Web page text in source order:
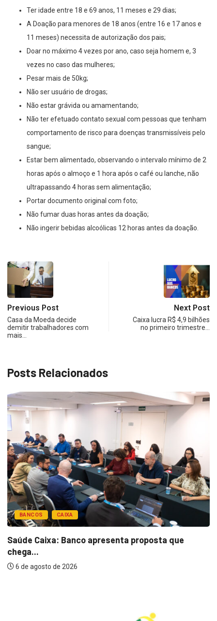
Ter idade entre 18 e 69 anos, 11 meses e 29 dias;
A Doação para menores de 18 anos (entre 16 e 17 anos e
11 meses) necessita de autorização dos pais;
Doar no máximo 4 vezes por ano, caso seja homem e, 3
vezes no caso das mulheres;
Pesar mais de 50kg;
Não ser usuário de drogas;
Não estar grávida ou amamentando;
Não ter efetuado contato sexual com pessoas que tenham
comportamento de risco para doenças transmissíveis pelo
sangue;
Estar bem alimentado, observando o intervalo mínimo de 2
horas após o almoço e 1 hora após o café ou lanche, não
ultrapassando 4 horas sem alimentação;
Portar documento original com foto;
Não fumar duas horas antes da doação;
Não ingerir bebidas alcoólicas 12 horas antes da doação.
Previous Post
Casa da Moeda decide
demitir trabalhadores com
mais…
Next Post
Caixa lucra R$ 4,9 bilhões
no primeiro trimestre…
Posts Relacionados
BANCOS CAIXA
Saúde Caixa: Banco apresenta proposta que
chega...
6 de agosto de 2026